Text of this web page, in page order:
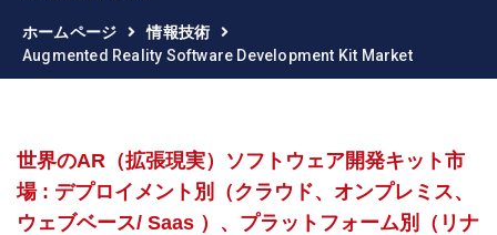
ホームページ
情報技術
Augmented Reality Software Development Kit Market
世界のAR（拡張現実）ソフトウェア開発キット市
場 : デプロイメント別（クラウド、オンプレミス、
ウェブベース/ Saas ）、プラットフォーム別（リナ